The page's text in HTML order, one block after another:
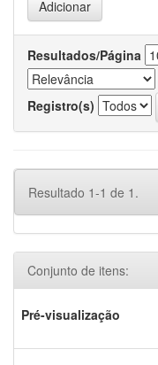
Resultados/Página
Registro(s)
Resultado 1-1 de 1.
Conjunto de itens:
Pré-visualização